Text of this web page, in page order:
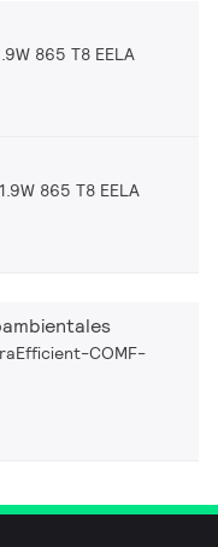
865 T8 EELA
865 T8 EELA
COMF-